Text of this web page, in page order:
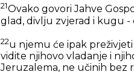
21Ovako govori Jahve
glad, divlju zvjerad i kugu
22u njemu će ipak preživjeti
vidite njihovo vladanje i
Jeruzalema, ne učinih bez